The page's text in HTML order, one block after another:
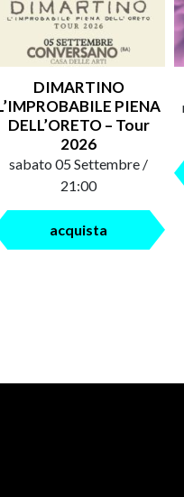
DIMARTINO
PIENA
DELL’ORETO – Tour
2026
sabato 05 Settembre /
21:00
acquista